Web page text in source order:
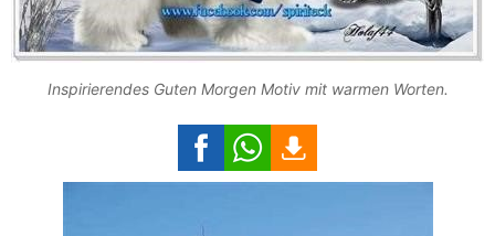
Inspirierendes Guten Morgen Motiv mit warmen Worten.